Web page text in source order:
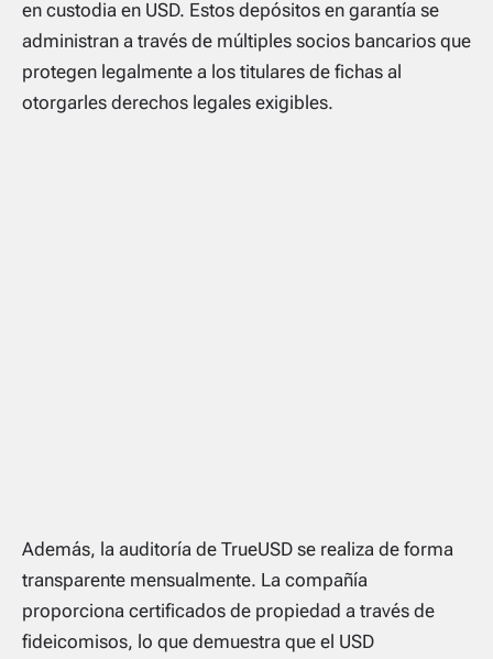
en custodia en USD. Estos depósitos en garantía se
administran a través de múltiples socios bancarios que
protegen legalmente a los titulares de fichas al
otorgarles derechos legales exigibles.
Además, la auditoría de TrueUSD se realiza de forma
transparente mensualmente. La compañía
proporciona certificados de propiedad a través de
fideicomisos, lo que demuestra que el USD